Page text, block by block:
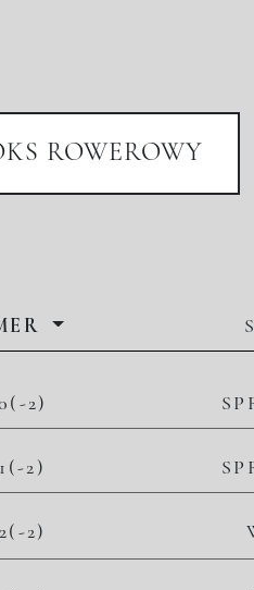
ROWEROWY
2)
2)
2)
zł/m
zł